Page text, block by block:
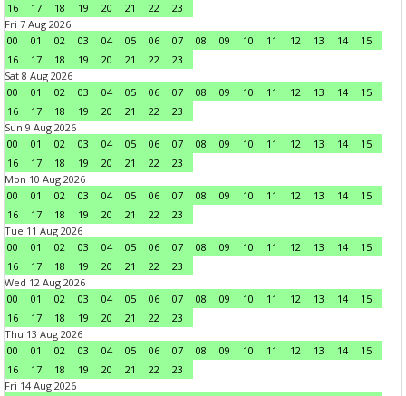
16
17 18 19 20 21 22
23
Fri 7 Aug 2026
00
01 02 03 04 05 06 07 08 09 10 11 12 13 14
15
16
17 18 19 20 21 22
23
Sat 8 Aug 2026
00
01 02 03 04 05 06 07 08 09 10 11 12 13 14
15
16
17 18 19 20 21 22
23
Sun 9 Aug 2026
00
01 02 03 04 05 06 07 08 09 10 11 12 13 14
15
16
17 18 19 20 21 22
23
Mon 10 Aug 2026
00
01 02 03 04 05 06 07 08 09 10 11 12 13 14
15
16
17 18 19 20 21 22
23
Tue 11 Aug 2026
00
01 02 03 04 05 06 07 08 09 10 11 12 13 14
15
16
17 18 19 20 21 22
23
Wed 12 Aug 2026
00
01 02 03 04 05 06 07 08 09 10 11 12 13 14
15
16
17 18 19 20 21 22
23
Thu 13 Aug 2026
00
01 02 03 04 05 06 07 08 09 10 11 12 13 14
15
16
17 18 19 20 21 22
23
Fri 14 Aug 2026